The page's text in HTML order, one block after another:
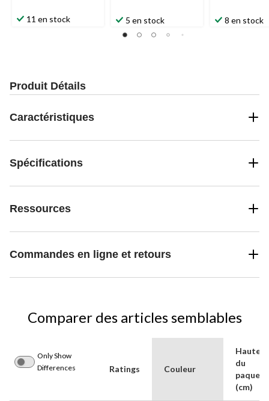
11 en stock 5 en stock 8 en stock
Produit Détails
Caractéristiques
Spécifications
Ressources
Commandes en ligne et retours
Comparer des articles semblables
Only Show
Differences
Ratings Couleur
Hauteur
du
paquet
(cm)